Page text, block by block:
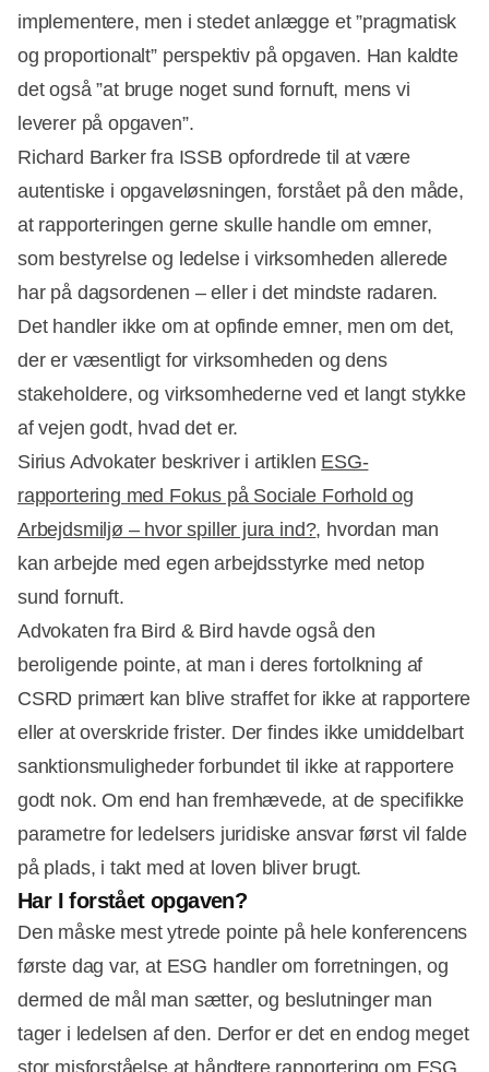
implementere, men i stedet anlægge et ”pragmatisk
og proportionalt” perspektiv på opgaven. Han kaldte
det også ”at bruge noget sund fornuft, mens vi
leverer på opgaven”.
Richard Barker fra ISSB opfordrede til at være
autentiske i opgaveløsningen, forstået på den måde,
at rapporteringen gerne skulle handle om emner,
som bestyrelse og ledelse i virksomheden allerede
har på dagsordenen – eller i det mindste radaren.
Det handler ikke om at opfinde emner, men om det,
der er væsentligt for virksomheden og dens
stakeholdere, og virksomhederne ved et langt stykke
af vejen godt, hvad det er.
Sirius Advokater beskriver i artiklen ESG-
rapportering med Fokus på Sociale Forhold og
Arbejdsmiljø – hvor spiller jura ind?, hvordan man
kan arbejde med egen arbejdsstyrke med netop
sund fornuft.
Advokaten fra Bird & Bird havde også den
beroligende pointe, at man i deres fortolkning af
CSRD primært kan blive straffet for ikke at rapportere
eller at overskride frister. Der findes ikke umiddelbart
sanktionsmuligheder forbundet til ikke at rapportere
godt nok. Om end han fremhævede, at de specifikke
parametre for ledelsers juridiske ansvar først vil falde
på plads, i takt med at loven bliver brugt.
Har I forstået opgaven?
Den måske mest ytrede pointe på hele konferencens
første dag var, at ESG handler om forretningen, og
dermed de mål man sætter, og beslutninger man
tager i ledelsen af den. Derfor er det en endog meget
stor misforståelse at håndtere rapportering om ESG